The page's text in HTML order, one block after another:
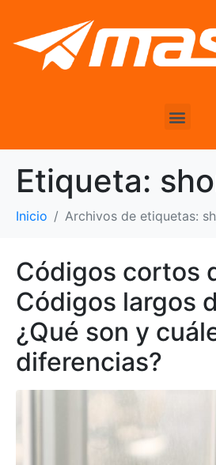
Etiqueta:
Inicio Archivos de etiquetas:
Códigos cortos
Códigos largos
¿Qué son y
diferencias?